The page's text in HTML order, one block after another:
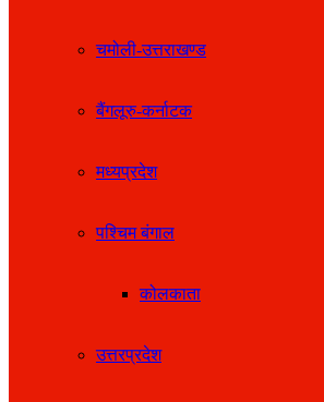
चमोली-उत्तराखण्ड
बैंगलूरु-कर्नाटक
मध्यप्रदेश
पश्चिम बंगाल
कोलकाता
उत्तरप्रदेश